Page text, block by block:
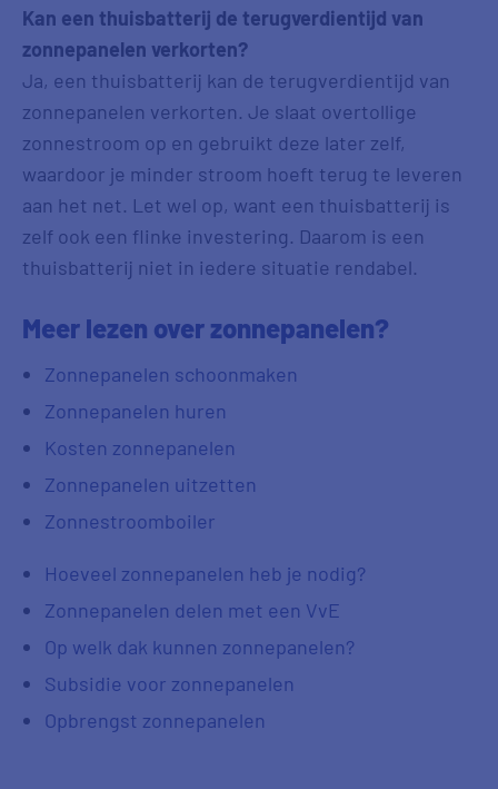
Kan een thuisbatterij de terugverdientijd van
zonnepanelen verkorten?
Ja, een thuisbatterij kan de terugverdientijd van
zonnepanelen verkorten. Je slaat overtollige
zonnestroom op en gebruikt deze later zelf,
waardoor je minder stroom hoeft terug te leveren
aan het net. Let wel op, want een thuisbatterij is
zelf ook een flinke investering. Daarom is een
thuisbatterij niet in iedere situatie rendabel.
Meer lezen over zonnepanelen?
Zonnepanelen schoonmaken
Zonnepanelen huren
Kosten zonnepanelen
Zonnepanelen uitzetten
Zonnestroomboiler
Hoeveel zonnepanelen heb je nodig?
Zonnepanelen delen met een VvE
Op welk dak kunnen zonnepanelen?
Subsidie voor zonnepanelen
Opbrengst zonnepanelen